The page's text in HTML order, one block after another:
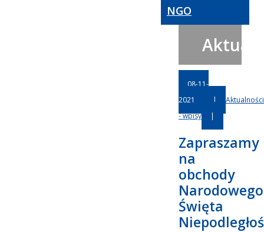
NGO
08-11-
2021
|
Aktualności
- wpisy
|
Zapraszamy
na
obchody
Narodowego
Święta